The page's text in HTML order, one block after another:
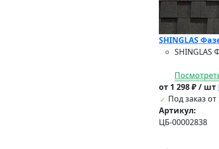
SHINGLAS
SHINGLAS
от 1 298 ₽ / шт
Под заказ от
Артикул:
ЦБ-00002838